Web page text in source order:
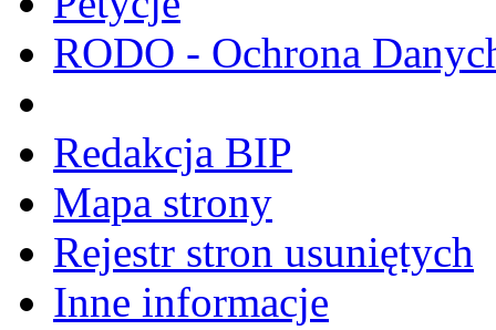
RODO - Ochrona
Redakcja BIP
Mapa strony
Rejestr stron usuniętych
Inne informacje